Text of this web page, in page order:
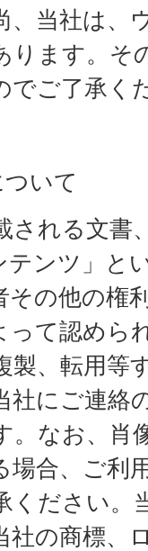
、当社は、
ります。そ
でご了承く
いて
される文書
テンツ」と
その他の権
って認めら
製、転用等
社にご連絡
。なお、肖
場合、ご利
ください。
社の商標、